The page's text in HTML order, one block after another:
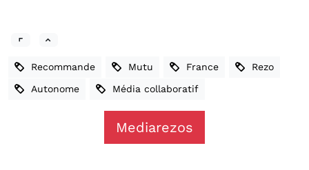
Recommande Mutu France Rezo
Autonome Média collaboratif
Mediarezos